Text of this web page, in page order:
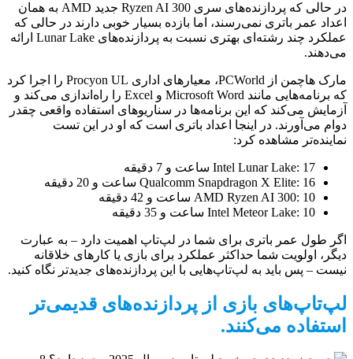
در حالی که پردازنده‌های سری Ryzen AI 300 جدید AMD به همان
اعداد عمر باتری نمی‌رسند، اما بازده بسیار خوبی دارند در حالی که
عملکرد چند رشته‌ای بهتری نسبت به پردازنده‌های Lunar Lake ارائه
می‌دهند.
مارک هاچمن از PCWorld، معیارهای اداری Procyon UL را اجرا کرد
که برنامه‌هایی مانند Microsoft Word و Excel را راه‌اندازی می‌کند و
آزمایش می‌کند که این برنامه‌ها در سناریوهای استفاده واقعی چقدر
دوام می‌آورند. در اینجا اعداد باتری است که او در این تست
نماینده‌تر مشاهده کرد:
Intel Lunar Lake: 17 ساعت و 7 دقیقه
Qualcomm Snapdragon X Elite: 16 ساعت و 20 دقیقه
AMD Ryzen AI 300: 10 ساعت و 42 دقیقه
Intel Meteor Lake: 10 ساعت و 35 دقیقه
اگر طول عمر باتری برای شما در لپ‌تاپ اهمیت دارد – به عبارت
دیگر، اولویت شما حداکثر عملکرد برای بازی یا کارهای خلاقانه
نیست – پس باید به لپ‌تاپ‌هایی با این پردازنده‌های جدیدتر نگاه کنید.
لپ‌تاپ‌های بازی از پردازنده‌های قدیمی‌تر
استفاده می‌کنند.